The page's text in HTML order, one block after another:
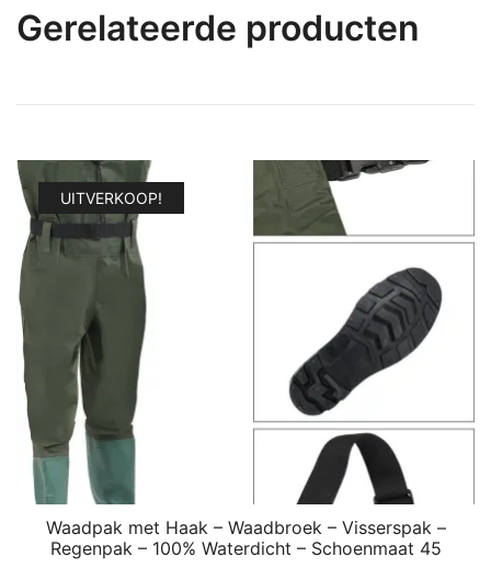
Gerelateerde producten
UITVERKOOP!
Waadpak met Haak – Waadbroek – Visserspak –
Regenpak – 100% Waterdicht – Schoenmaat 45